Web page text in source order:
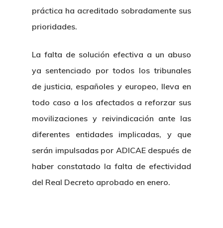
práctica ha acreditado sobradamente sus
prioridades.
La falta de solución efectiva a un abuso
ya sentenciado por todos los tribunales
de justicia, españoles y europeo, lleva en
todo caso a los afectados a reforzar sus
movilizaciones y reivindicación ante las
diferentes entidades implicadas, y que
serán impulsadas por ADICAE después de
haber constatado la falta de efectividad
del Real Decreto aprobado en enero.
Noticias
Revista
Café Jurídico
Colabora
¿Quiénes